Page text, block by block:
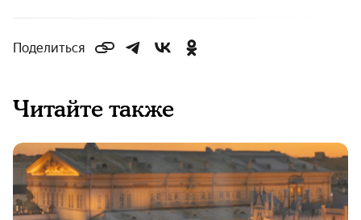
Поделиться
Читайте также